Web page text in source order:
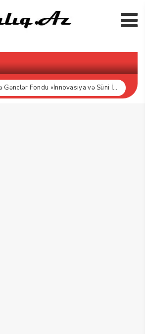
“Bakcell» və Gənclər Fondu «İnnovasiya və Süni İntellekt» üzrə təqaüd proqramının qalibləri ilə görüş keçirib